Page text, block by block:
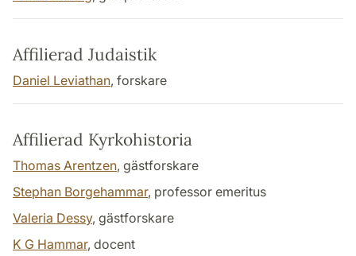
Affilierad Judaistik
Daniel Leviathan, forskare
Affilierad Kyrkohistoria
Thomas Arentzen, gästforskare
Stephan Borgehammar, professor emeritus
Valeria Dessy, gästforskare
K G Hammar, docent